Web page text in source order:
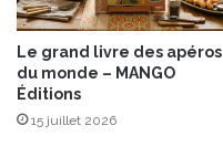
,
i
s
o
Le grand livre des apéros
du monde – MANGO
Éditions
15 juillet 2026